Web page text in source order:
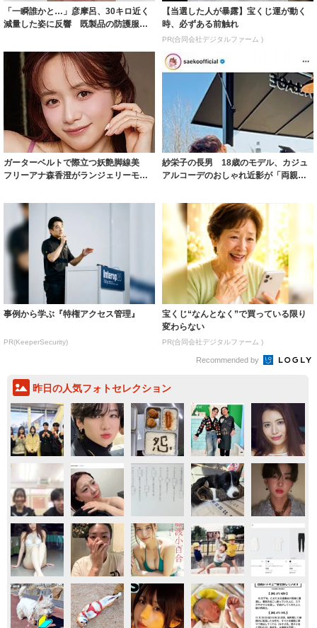
「一瞬誰かと…」彦摩呂、30キロ近く
減量した姿に反響 既製品の防護服が
【当選した人が暴露】宝くじ運が動く
時、必ずある前触れ
PR(合同会社デジタルファーム )
ガーターベルトで際立つ妖艶脚線美
フリーアナ森香澄がランジェリーモデ
紗栄子の長男 18歳のモデル、カジュ
アルコーデのおしゃれ近影が「両親の
事例から学ぶ『特権アクセス管理』
PR(KeeperSecurity)
宝くじ“なんとなく”で買っている限り
変わらない
PR(合同会社デジタルファーム )
Recommended by
昨日の人気フォトセレクション